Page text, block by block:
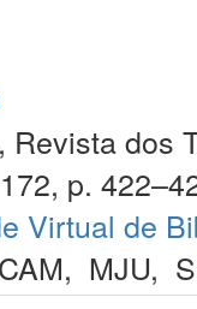
dos
p.
Virtual de
CAM, MJU,